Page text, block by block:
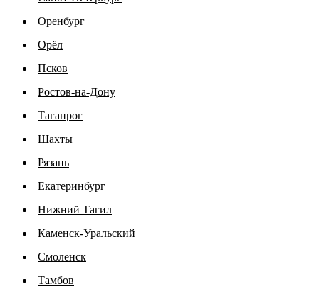
Оренбург
Орёл
Псков
Ростов-на-Дону
Таганрог
Шахты
Рязань
Екатеринбург
Нижний Тагил
Каменск-Уральский
Смоленск
Тамбов